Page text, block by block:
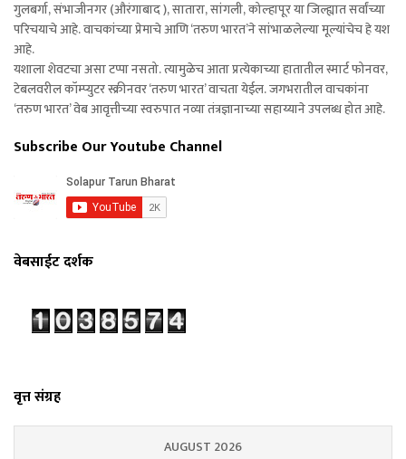
गुलबर्गा, संभाजीनगर (औरंगाबाद ), सातारा, सांगली, कोल्हापूर या जिल्ह्यात सर्वांच्या
परिचयाचे आहे. वाचकांच्या प्रेमाचे आणि ‘तरुण भारत’ने सांभाळलेल्या मूल्यांचेच हे यश
आहे.
यशाला शेवटचा असा टप्पा नसतो. त्यामुळेच आता प्रत्येकाच्या हातातील स्मार्ट फोनवर,
टेबलवरील कॉम्प्युटर स्क्रीनवर ‘तरुण भारत’ वाचता येईल. जगभरातील वाचकांना
‘तरुण भारत’ वेब आवृत्तीच्या स्वरुपात नव्या तंत्रज्ञानाच्या सहाय्याने उपलब्ध होत आहे.
Subscribe Our Youtube Channel
वेबसाईट दर्शक
वृत्त संग्रह
AUGUST 2026